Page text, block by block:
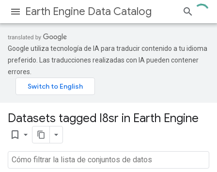
Earth Engine Data Catalog
Google utiliza tecnología de IA para traducir contenido a tu idioma
preferido. Las traducciones realizadas con IA pueden contener
errores.
Datasets tagged l8sr in Earth Engine
bookmark_border